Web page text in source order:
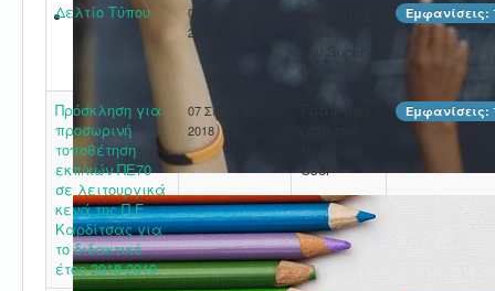
Δελτίο Τύπου
07 Σεπτεμβρίου
2018
Γράφτηκε
την Super
User
Εμφανίσεις:
Πρόσκληση για
προσωρινή
τοποθέτηση
εκπ/κών ΠΕ70
σε λειτουργικά
κενά της Π.Ε.
Καρδίτσας για
το διδακτικό
έτος 2018-2019
07 Σεπτεμβρίου
2018
Γράφτηκε
User
Εμφανίσεις: